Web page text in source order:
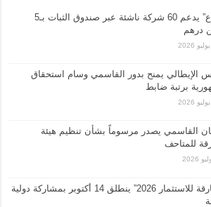
“شراع” يدعم 60 شركة ناشئة عبر صندوق الثبات بـ5
درهم
الإيطالي يمنح بدور القاسمي وسام استحقاق
برتبة ضابط
القاسمي يصدر مرسوماً بشأن تنظيم هيئة
للمتاحف
“الشارقة للاستثمار 2026” ينطلق 14 أكتوبر بمشاركة دولية